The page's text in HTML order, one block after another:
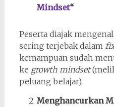
Mindset“
Peserta diajak
sering terjebak dalam
kemampuan sudah
ke growth mindset
peluang belajar).
Menghancurkan